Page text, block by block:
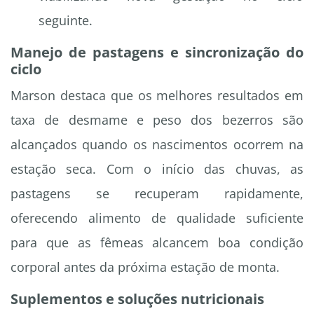
seguinte.
Manejo de pastagens e sincronização do
ciclo
Marson destaca que os melhores resultados em
taxa de desmame e peso dos bezerros são
alcançados quando os nascimentos ocorrem na
estação seca. Com o início das chuvas, as
pastagens se recuperam rapidamente,
oferecendo alimento de qualidade suficiente
para que as fêmeas alcancem boa condição
corporal antes da próxima estação de monta.
Suplementos e soluções nutricionais